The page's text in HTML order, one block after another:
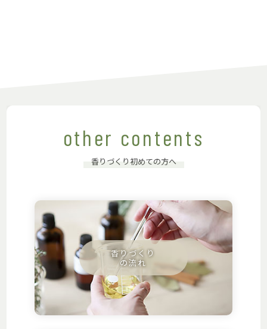
other contents
香りづくり初めての方へ